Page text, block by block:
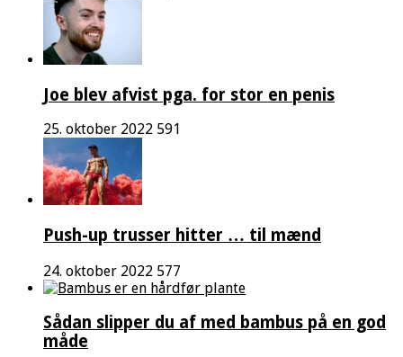
Joe blev afvist pga. for stor en penis
25. oktober 2022 591
Push-up trusser hitter … til mænd
24. oktober 2022 577
Sådan slipper du af med bambus på en god
måde